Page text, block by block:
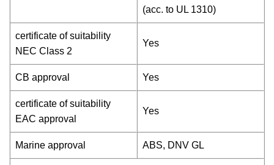
(acc. to UL 1310)
certificate of suitability
NEC Class 2
Yes
CB approval Yes
certificate of suitability
EAC approval
Yes
Marine approval ABS, DNV GL